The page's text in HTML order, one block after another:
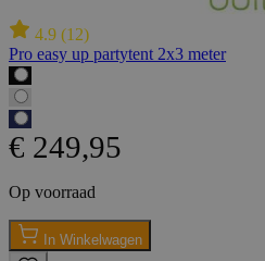
4.9 (12)
Pro easy up partytent 2x3 meter
€ 249,95
Op voorraad
In Winkelwagen